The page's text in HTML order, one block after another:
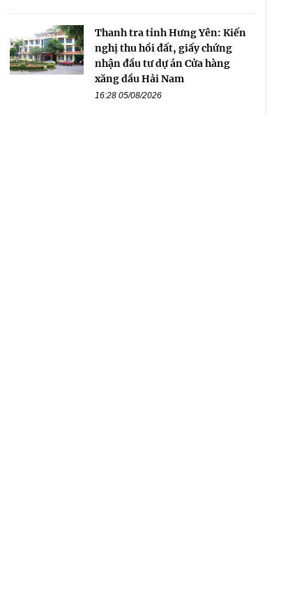
Thanh tra tỉnh Hưng Yên: Kiến
nghị thu hồi đất, giấy chứng
nhận đầu tư dự án Cửa hàng
xăng dầu Hải Nam
16:28 05/08/2026